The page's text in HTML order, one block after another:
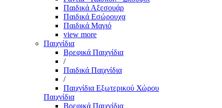
Παιδικά Αξεσουάρ
Παιδικά Εσώρουχα
Παιδικά Μαγιό
view more
Παιχνίδια
Βρεφικά Παιχνίδια
/
Παιδικά Παιχνίδια
/
Παιχνίδια Εξωτερικού Χώρου
Παιχνίδια
Βρεφικά Παιχνίδια